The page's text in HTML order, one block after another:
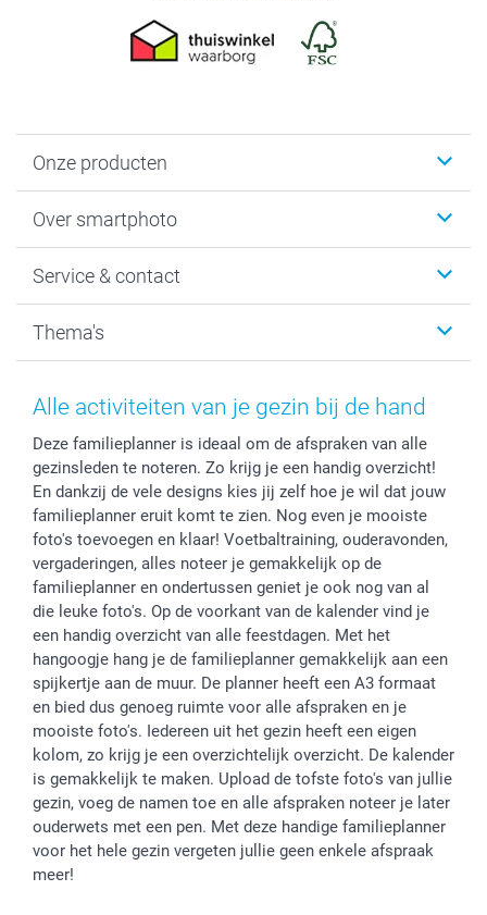
Onze producten
Fotoboeken
Fotocadeaus
Kaarten
Over smartphoto
Vacatures
Bestelproces
Herroepingsrecht
Cookiebeleid
Reviews
Prijslijst
Investor Relations
Service & contact
Tevredenheidsgarantie
Mijn orderstatus
smartfriends
service@smartphoto.nl
Affiliate partnerprogramma
Partnerships
Influencer partnerprogramma
Thema's
Baby
Vaderdag
Huwelijk
Alle activiteiten van je gezin bij de hand
Deze familieplanner is ideaal om de afspraken van alle
gezinsleden te noteren. Zo krijg je een handig overzicht!
En dankzij de vele designs kies jij zelf hoe je wil dat jouw
familieplanner eruit komt te zien. Nog even je mooiste
foto's toevoegen en klaar! Voetbaltraining, ouderavonden,
vergaderingen, alles noteer je gemakkelijk op de
familieplanner en ondertussen geniet je ook nog van al
die leuke foto's. Op de voorkant van de kalender vind je
een handig overzicht van alle feestdagen. Met het
hangoogje hang je de familieplanner gemakkelijk aan een
spijkertje aan de muur. De planner heeft een A3 formaat
en bied dus genoeg ruimte voor alle afspraken en je
mooiste foto's. Iedereen uit het gezin heeft een eigen
kolom, zo krijg je een overzichtelijk overzicht. De kalender
is gemakkelijk te maken. Upload de tofste foto's van jullie
gezin, voeg de namen toe en alle afspraken noteer je later
ouderwets met een pen. Met deze handige familieplanner
voor het hele gezin vergeten jullie geen enkele afspraak
meer!